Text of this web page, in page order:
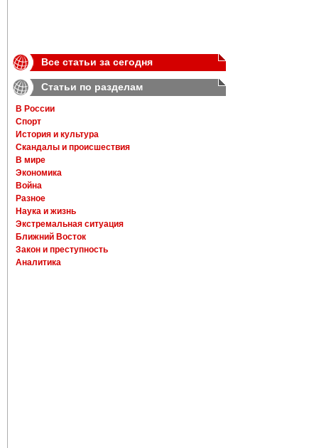
Все статьи за сегодня
Статьи по разделам
В России
Спорт
История и культура
Скандалы и происшествия
В мире
Экономика
Война
Разное
Наука и жизнь
Экстремальная ситуация
Ближний Восток
Закон и преступность
Аналитика